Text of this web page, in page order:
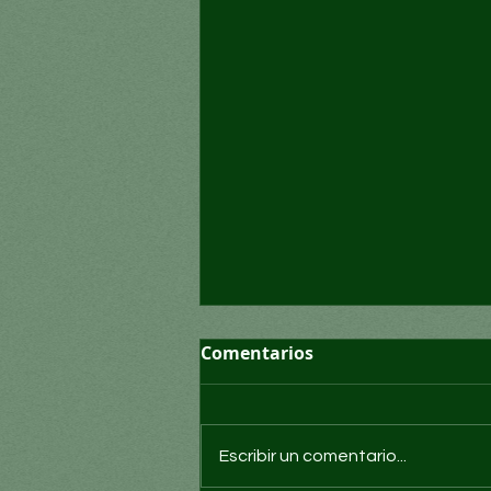
Comentarios
Escribir un comentario...